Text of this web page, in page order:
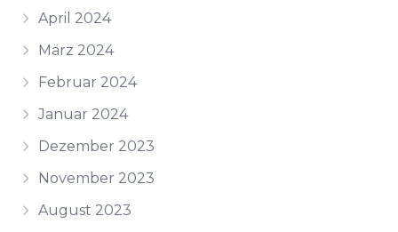
April 2024
März 2024
Februar 2024
Januar 2024
Dezember 2023
November 2023
August 2023